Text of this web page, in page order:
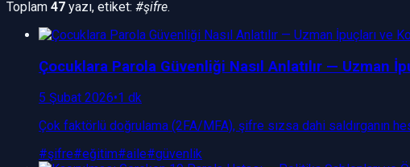
Toplam 47 yazı, etiket: #şifre.
Çocuklara Parola Güvenliği Nasıl Anlatılır — Uzman
5 Şubat 2026•1 dk
Çok faktörlü doğrulama (2FA/MFA), şifre sızsa dahi saldırganın
#şifre#eğitim#aile#güvenlik